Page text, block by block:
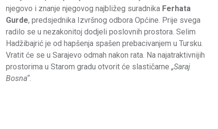
njegovo i znanje njegovog najbližeg suradnika Ferhata
Gurde, predsjednika Izvršnog odbora Općine. Prije svega
radilo se u nezakonitoj dodjeli poslovnih prostora. Selim
Hadžibajrić je od hapšenja spašen prebacivanjem u Tursku.
Vratit će se u Sarajevo odmah nakon rata. Na najatraktivnijih
prostorima u Starom gradu otvorit će slastičarne „Saraj
Bosna“.